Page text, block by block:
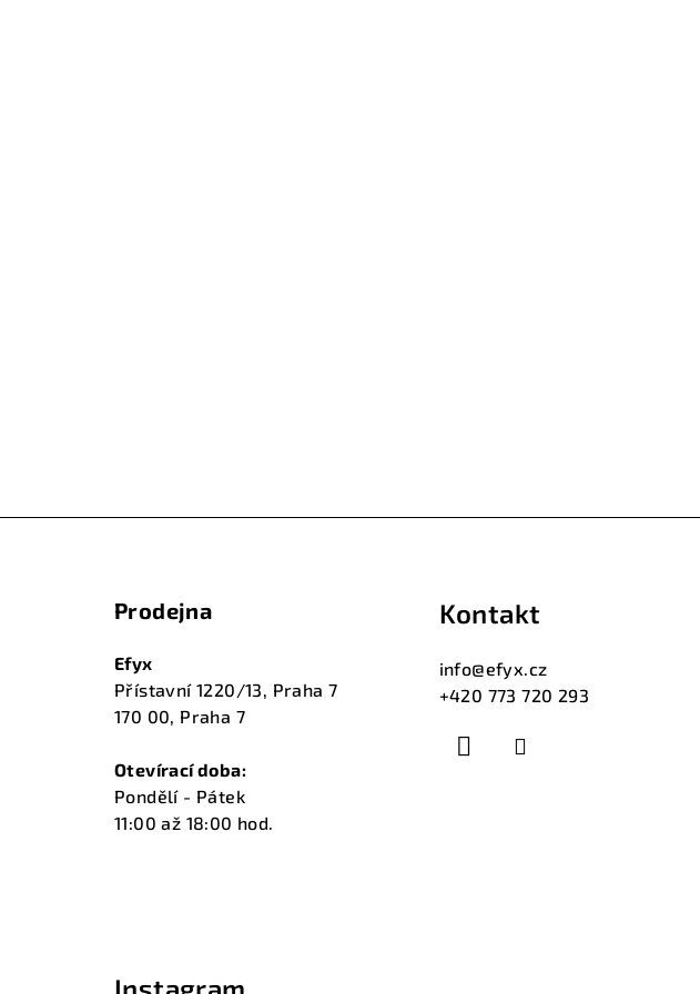
Prodejna
Efyx
Přístavní 1220/13, Praha 7
170 00, Praha 7
Otevírací doba:
Pondělí - Pátek
11:00 až 18:00 hod.
Kontakt
info@efyx.cz
+420 773 720 293